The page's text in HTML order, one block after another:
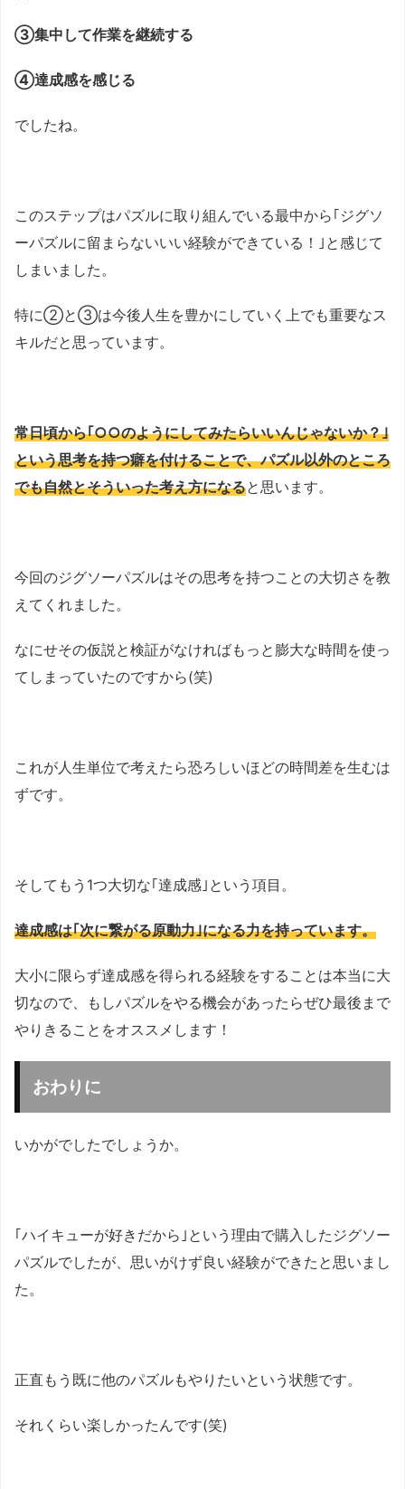
③集中して作業を継続する
④達成感を感じる
でしたね。
このステップはパズルに取り組んでいる最中から｢ジグソ
ーパズルに留まらないいい経験ができている！｣と感じて
しまいました。
特に②と③は今後人生を豊かにしていく上でも重要なス
キルだと思っています。
常日頃から｢○○のようにしてみたらいいんじゃないか？｣
という思考を持つ癖を付けることで、パズル以外のところ
でも自然とそういった考え方になると思います。
今回のジグソーパズルはその思考を持つことの大切さを教
えてくれました。
なにせその仮説と検証がなければもっと膨大な時間を使っ
てしまっていたのですから(笑)
これが人生単位で考えたら恐ろしいほどの時間差を生むは
ずです。
そしてもう1つ大切な｢達成感｣という項目。
達成感は｢次に繋がる原動力｣になる力を持っています。
大小に限らず達成感を得られる経験をすることは本当に大
切なので、もしパズルをやる機会があったらぜひ最後まで
やりきることをオススメします！
おわりに
いかがでしたでしょうか。
｢ハイキューが好きだから｣という理由で購入したジグソー
パズルでしたが、思いがけず良い経験ができたと思いまし
た。
正直もう既に他のパズルもやりたいという状態です。
それくらい楽しかったんです(笑)